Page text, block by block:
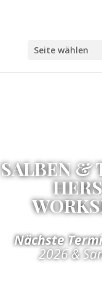
Seite wählen
SALBEN &
Nächste
2026 &